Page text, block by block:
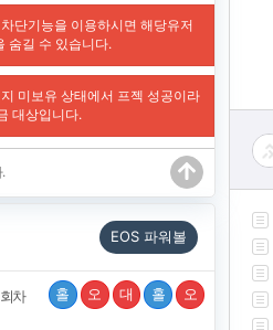
EOS 파워볼
회차 홀 오 대 홀 오